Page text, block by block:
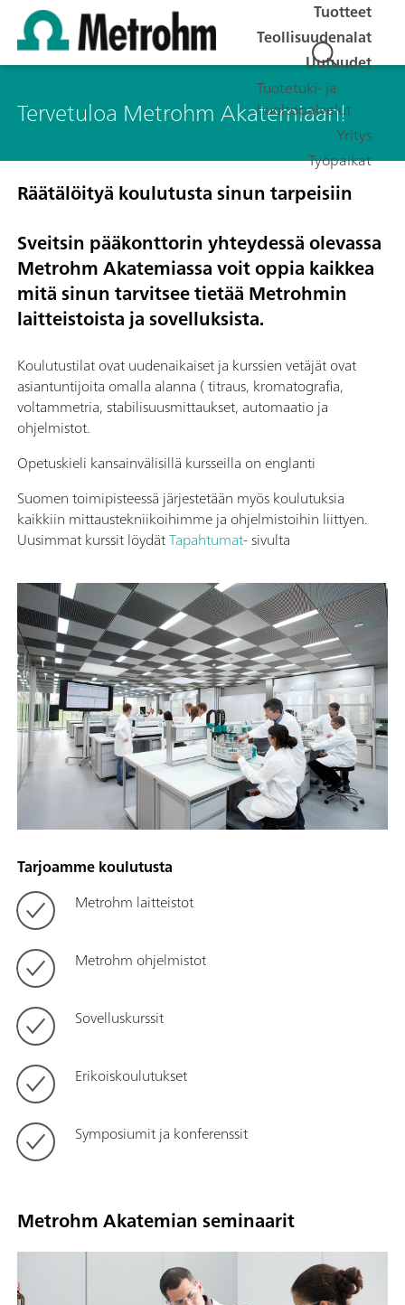
Tuotteet
Teollisuudenalat
Uutuudet
Tuotetuki- ja
huoltopalvelut
Yritys
Työpaikat
Tervetuloa Metrohm Akatemiaan!
Räätälöityä koulutusta sinun tarpeisiin
Sveitsin pääkonttorin yhteydessä olevassa
Metrohm Akatemiassa voit oppia kaikkea
mitä sinun tarvitsee tietää Metrohmin
laitteistoista ja sovelluksista.
Koulutustilat ovat uudenaikaiset ja kurssien vetäjät ovat
asiantuntijoita omalla alanna ( titraus, kromatografia,
voltammetria, stabilisuusmittaukset, automaatio ja
ohjelmistot.
Opetuskieli kansainvälisillä kursseilla on englanti
Suomen toimipisteessä järjestetään myös koulutuksia
kaikkiin mittaustekniikoihimme ja ohjelmistoihin liittyen.
Uusimmat kurssit löydätTapahtumat- sivulta
Tarjoamme koulutusta
Metrohm laitteistot
Metrohm ohjelmistot
Sovelluskurssit
Erikoiskoulutukset
Symposiumit ja konferenssit
Metrohm Akatemian seminaarit